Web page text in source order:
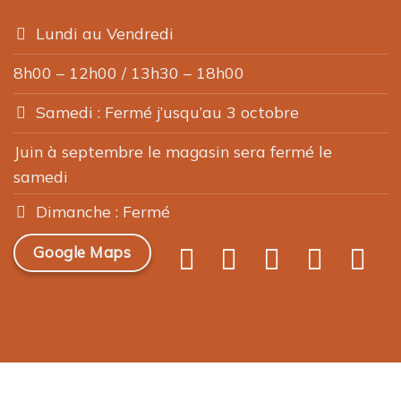
Lundi au Vendredi
8h00 – 12h00 / 13h30 – 18h00
Samedi : Fermé j’usqu’au 3 octobre
Juin à septembre le magasin sera fermé le
samedi
Dimanche : Fermé
Google Maps